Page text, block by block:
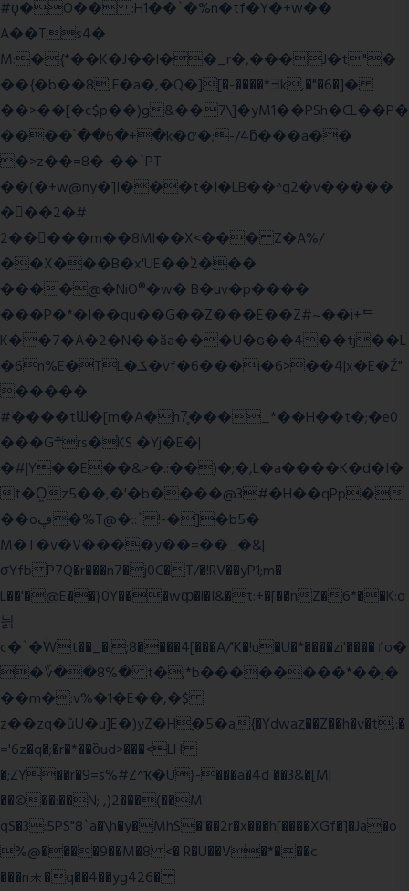
#ϙ�O�� :H1��`�%n�tf�Y�+w��
A��Ts4�
M:�{*��K�J��l��_r�,���J�t"�
��{�b��8,F�a�,�Q�][�-����*Ǝk,�"�6�]�
��>��[�c$p��)g&��7\]�yM1��PSh�CL��P�
����՝��6�+�k�ơ�;-/4ƃ���a��
�>z��=8�-��`PT
��(�+w@ny�]I���t�I�LB��^g2�v�����
��ٕ�2�#
2�����m��8Ml��X<��� Z�A%/
��X���B�x'UE��֔2���
����@�NiO®�w� B�uv�p����
���P�*�I��qu��G��Z��� E��Z#~��i+ᄐ
K��7�A�2�N��ăa���U�ɢ��4��tj��L
�6n%E�TL�ݎ�vf�6���i�6>��4|x�E�Ź"
�����
#����tƜ�[m�A�h7̥���_*��H��t�;�e0
���G܊rs�֗KS �Yj�E�|
�#|Y��E��&>�.:��)�;�,L�a����K�d�I�
t�O͖z5��,�'�b����@3#�H��qPp�
��oڥ�%T@�::` !-�]�b5�
M�T�v�V����y��=��_�&|
σYfbP7Q�r���n7�j0C�T/�!RV��yP1;m�
L��'�@E��}0Y���wȹ�l�I&�t:+�[��nZ�6*��K:o
늵
c�`�ۨWt��_�i;8����4[���A/'K�!u�U�*����zi'����ٵo�
�؆��8%� t�;*b��������*��j�
��m�:v%�1�E��,�$
z��zq�ůU�u]E�)yZ�Hׇ�5�a{�Ydwaȥ��Z��h�v�t.:�
='6z�q�;�r�*��ȍud>���<LH
�;ZY��r�9=s%#Z^ҡ�U}-���a�4d ��3&�[M|
��©��:��N; ,)2���(��M'
qS�3:5PS"8`a�\h�y�MhS�'��2r�x���h[����XGf�]�Ja�o
%@����9��M�8 <� R�U��V�*���c
���n⯸�q��4��yg426�